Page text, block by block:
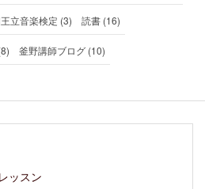
立音楽検定 (3) 読書 (16)
釜野講師ブログ (10)
ッスン